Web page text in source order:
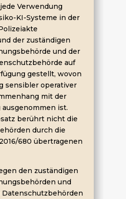
Verwendung
KI-Systeme in der
der zuständigen
und der
auf
gestellt, wovon
sensibler operativer
mit der
ist.
berührt nicht die
durch die
680 übertragenen
den zuständigen
und